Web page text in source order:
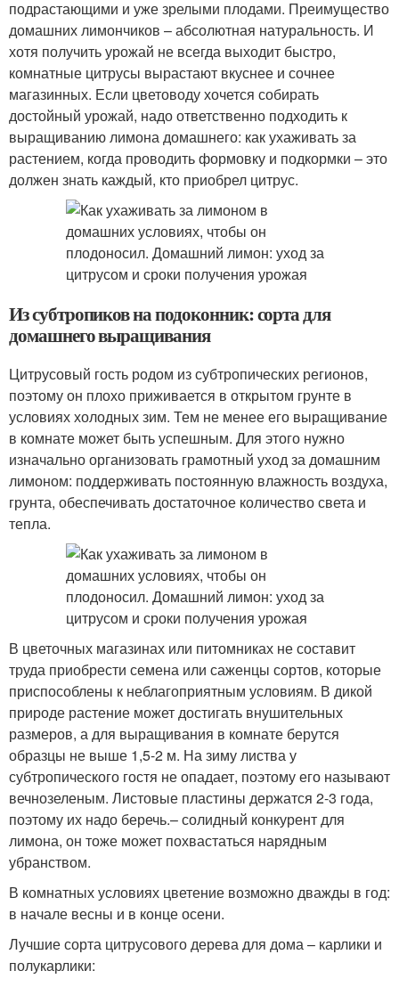
подрастающими и уже зрелыми плодами. Преимущество
домашних лимончиков – абсолютная натуральность. И
хотя получить урожай не всегда выходит быстро,
комнатные цитрусы вырастают вкуснее и сочнее
магазинных. Если цветоводу хочется собирать
достойный урожай, надо ответственно подходить к
выращиванию лимона домашнего: как ухаживать за
растением, когда проводить формовку и подкормки – это
должен знать каждый, кто приобрел цитрус.
Из субтропиков на подоконник: сорта для
домашнего выращивания
Цитрусовый гость родом из субтропических регионов,
поэтому он плохо приживается в открытом грунте в
условиях холодных зим. Тем не менее его выращивание
в комнате может быть успешным. Для этого нужно
изначально организовать грамотный уход за домашним
лимоном: поддерживать постоянную влажность воздуха,
грунта, обеспечивать достаточное количество света и
тепла.
В цветочных магазинах или питомниках не составит
труда приобрести семена или саженцы сортов, которые
приспособлены к неблагоприятным условиям. В дикой
природе растение может достигать внушительных
размеров, а для выращивания в комнате берутся
образцы не выше 1,5-2 м. На зиму листва у
субтропического гостя не опадает, поэтому его называют
вечнозеленым. Листовые пластины держатся 2-3 года,
поэтому их надо беречь.– солидный конкурент для
лимона, он тоже может похвастаться нарядным
убранством.
В комнатных условиях цветение возможно дважды в год:
в начале весны и в конце осени.
Лучшие сорта цитрусового дерева для дома – карлики и
полукарлики: